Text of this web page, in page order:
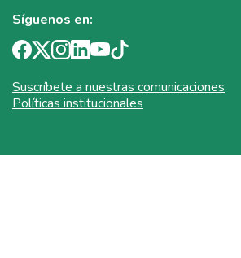
Síguenos en:
Suscríbete a nuestras comunicaciones
Políticas institucionales